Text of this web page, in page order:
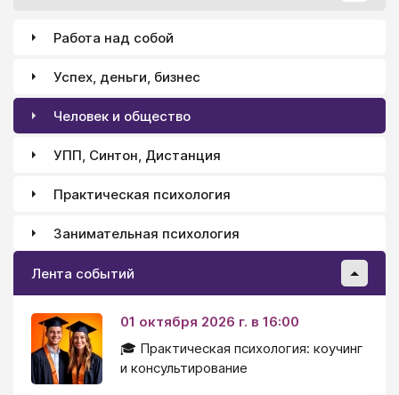
Работа над собой
Успех, деньги, бизнес
Человек и общество
УПП, Синтон, Дистанция
Практическая психология
Занимательная психология
Лента событий
01 октября 2026 г. в 16:00
🎓 Практическая психология: коучинг
и консультирование